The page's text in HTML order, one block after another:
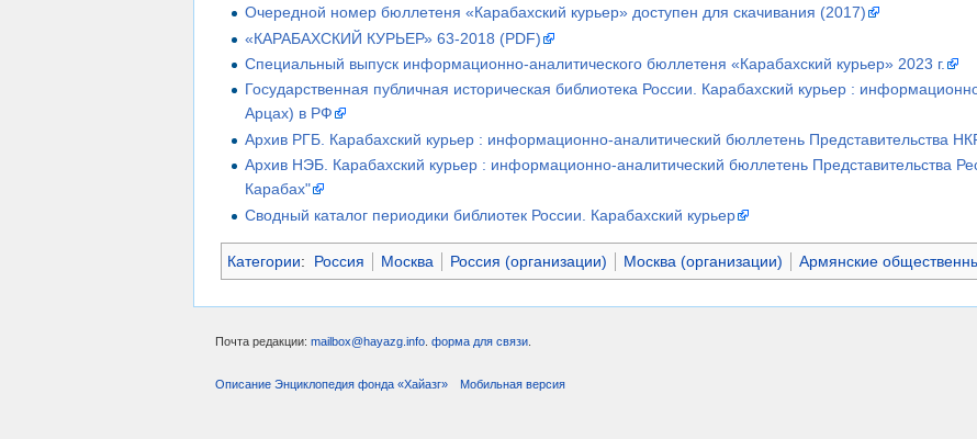
Очередной номер бюллетеня «Карабахский курьер» доступен для скачивания (2017)
«КАРАБАХСКИЙ КУРЬЕР» 63-2018 (PDF)
Специальный выпуск информационно-аналитического бюллетеня «Карабахский курьер» 2023 г.
Государственная публичная историческая библиотека России. Карабахский курьер :
Арцах) в РФ
Архив РГБ. Карабахский курьер : информационно-аналитический бюллетень Представительства
Архив НЭБ. Карабахский курьер : информационно-аналитический бюллетень Представительства
Карабах"
Сводный каталог периодики библиотек России. Карабахский курьер
Категории: Россия Москва Россия (организации) Москва (организации) Армянские
Почта редакции: mailbox@hayazg.info форма для связи
Описание Энциклопедия фонда «Хайазг» Мобильная версия